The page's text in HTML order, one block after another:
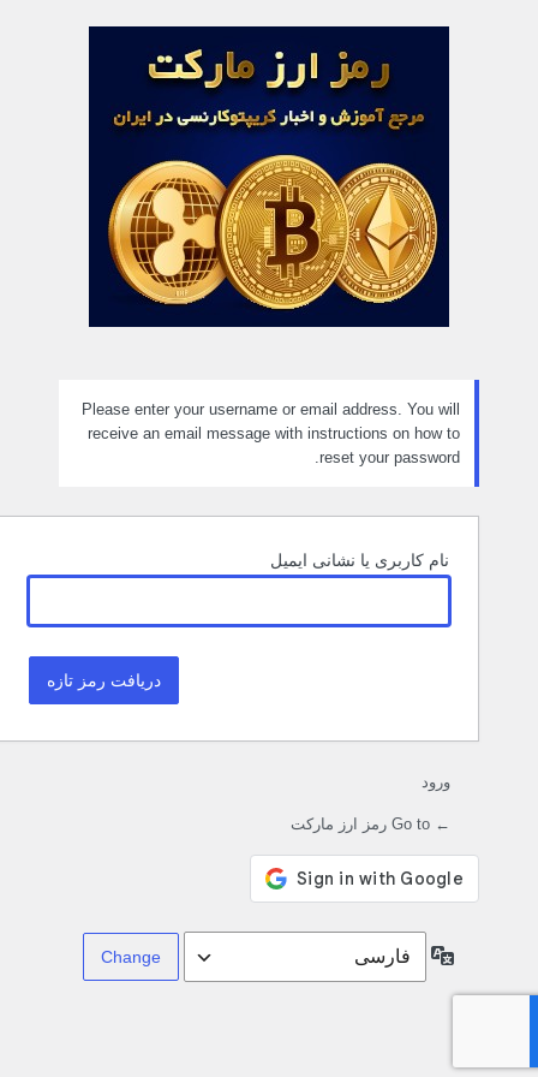
Please enter your username or email address. You will
receive an email message with instructions on how to
reset your password.
نام کاربری یا نشانی ایمیل
ورود
← Go to رمز ارز مارکت
زبان